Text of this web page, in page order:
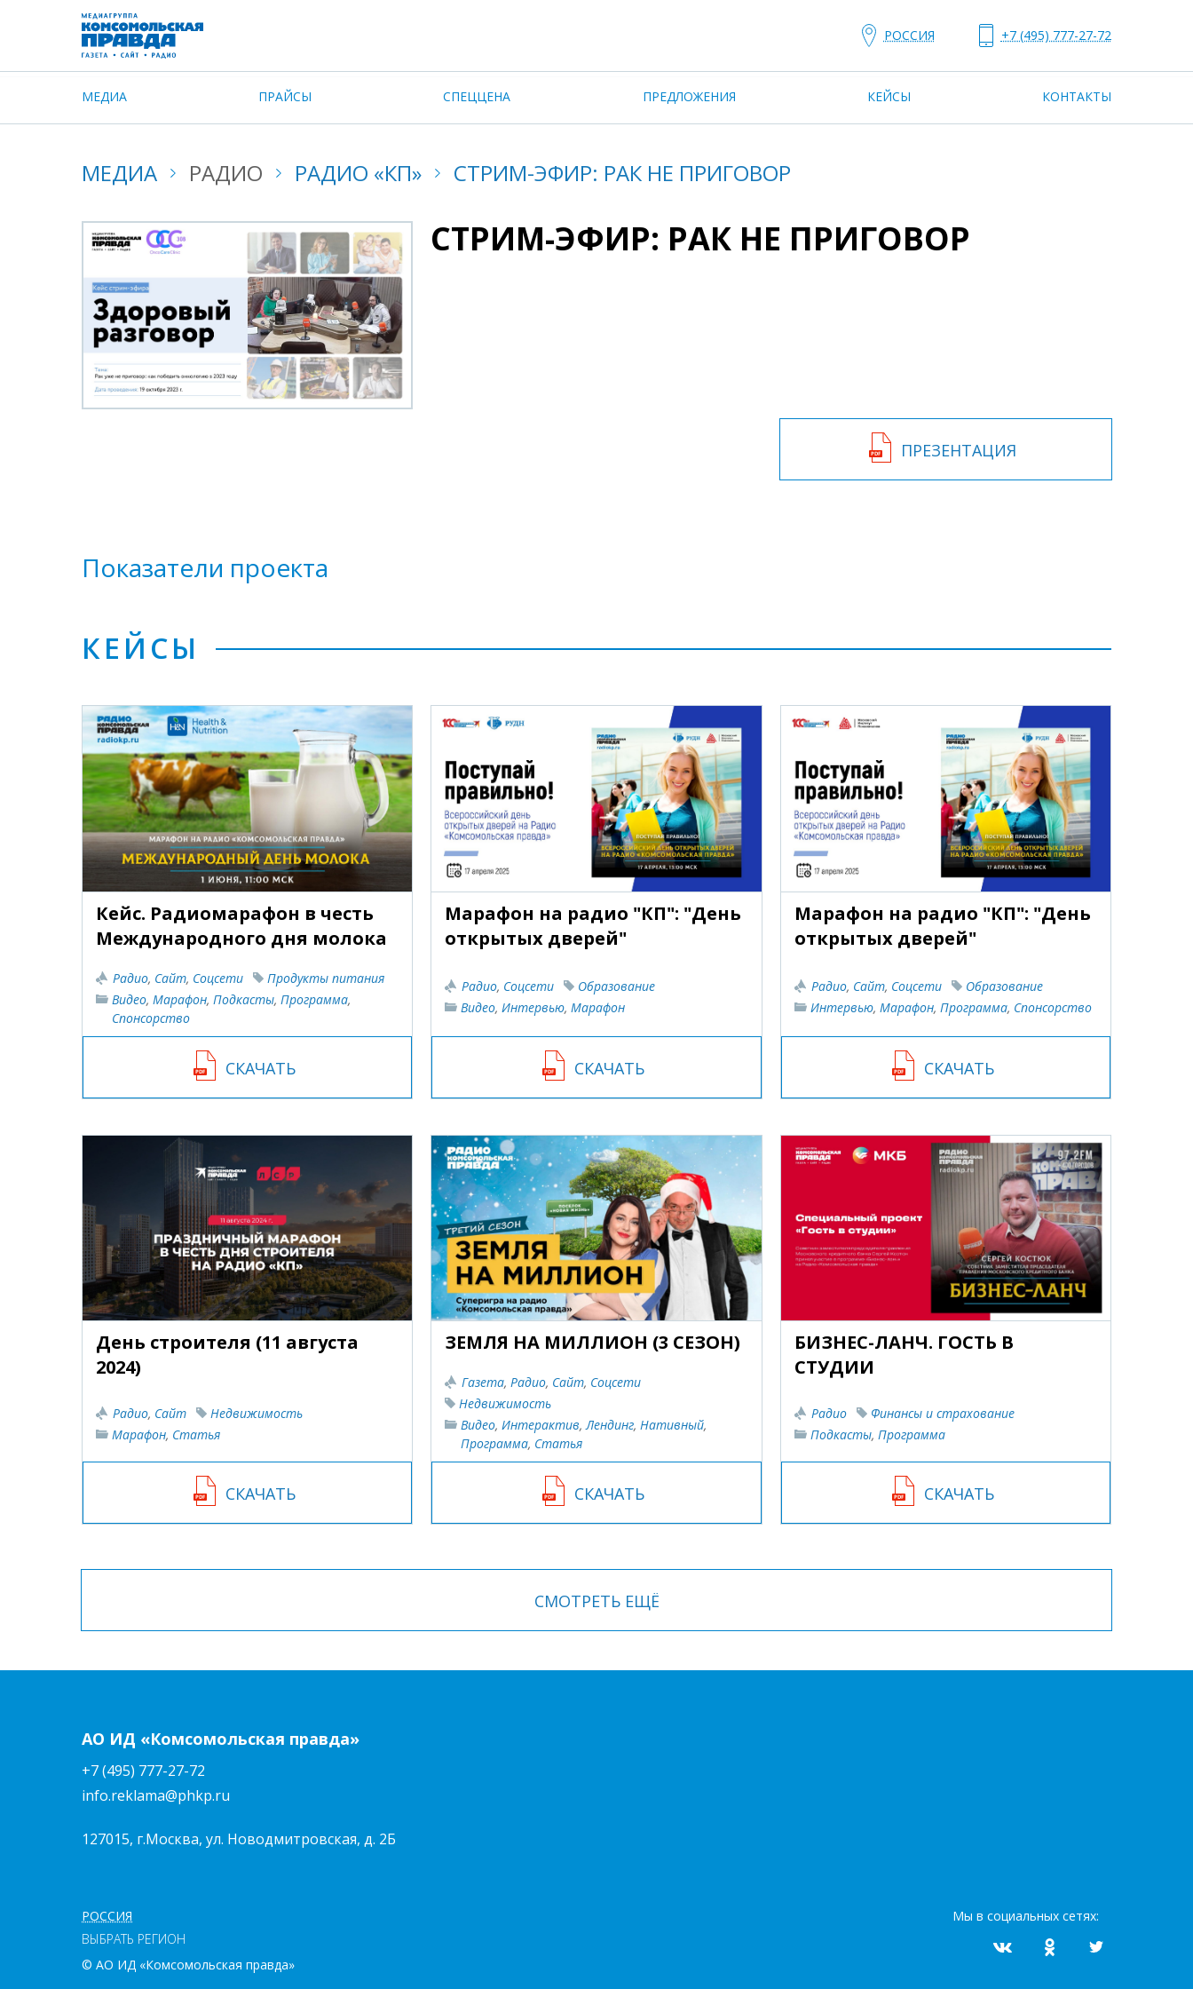
РОССИЯ +7 (495) 777-27-72
МЕДИА ПРАЙСЫ СПЕЦЦЕНА ПРЕДЛОЖЕНИЯ КЕЙСЫ КОНТАКТЫ
МЕДИА РАДИО РАДИО «КП» СТРИМ-ЭФИР: РАК НЕ ПРИГОВОР
СТРИМ-ЭФИР: РАК НЕ ПРИГОВОР
ПРЕЗЕНТАЦИЯ
Показатели проекта
КЕЙСЫ
Кейс. Радиомарафон в честь
Международного дня молока
Радио, Сайт, Соцсети
Продукты питания
Видео, Марафон, Подкасты, Программа,
Спонсорство
СКАЧАТЬ
Марафон на радио "КП": "День
открытых дверей"
Радио, Соцсети
Образование
Видео, Интервью,Марафон
СКАЧАТЬ
Марафон на радио "КП": "День
открытых дверей"
Радио, Сайт, Соцсети
Образование
Интервью, Марафон, Программа, Спонсорство
СКАЧАТЬ
День строителя (11 августа
2024)
Радио, Сайт
Недвижимость
Марафон, Статья
СКАЧАТЬ
ЗЕМЛЯ НА МИЛЛИОН (3 СЕЗОН)
Газета,Радио, Сайт, Соцсети
Недвижимость
Видео,Интерактив,Лендинг,Нативный,
Программа, Статья
СКАЧАТЬ
БИЗНЕС-ЛАНЧ. ГОСТЬ В
СТУДИИ
Радио
Финансы и страхование
Подкасты, Программа
СКАЧАТЬ
СМОТРЕТЬ ЕЩЁ
АО ИД «Комсомольская правда»
+7 (495) 777-27-72
info.reklama@phkp.ru
127015, г.Москва, ул. Новодмитровская, д. 2Б
РОССИЯ
ВЫБРАТЬ РЕГИОН
© АО ИД «Комсомольская правда»
Мы в социальных сетях: